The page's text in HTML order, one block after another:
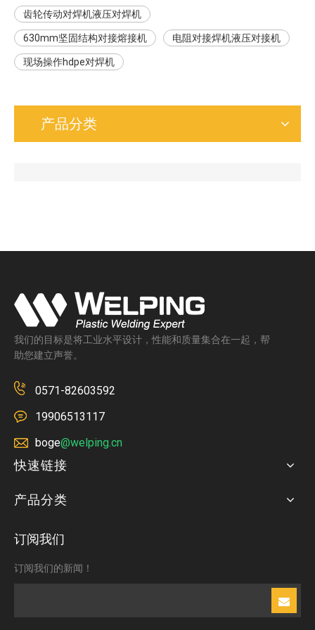
齿轮传动对焊机液压对焊机
630mm坚固结构对接熔接机 电阻对接焊机液压对接机
现场操作hdpe对焊机
产品分类
我们的目标是将工业水平设计，性能和质量集合在一起，帮
助您建立声誉。
0571-82603592
19906513117
boge@welping.cn
快速链接
产品分类
订阅我们
订阅我们的新闻！